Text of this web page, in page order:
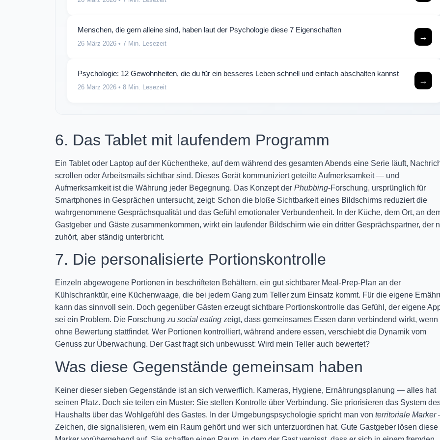
Menschen, die gern alleine sind, haben laut der Psychologie diese 7 Eigenschaften
26 März 2026 • 7 Min. Lesezeit
→
Psychologie: 12 Gewohnheiten, die du für ein besseres Leben schnell und einfach abschalten kannst
26 März 2026 • 8 Min. Lesezeit
→
6. Das Tablet mit laufendem Programm
Ein Tablet oder Laptop auf der Küchentheke, auf dem während des gesamten Abends eine Serie läuft,
scrollen oder Arbeitsmails sichtbar sind. Dieses Gerät kommuniziert geteilte Aufmerksamkeit — und
Aufmerksamkeit ist die Währung jeder Begegnung. Das Konzept der Phubbing-Forschung, ursprünglich für
Smartphones in Gesprächen untersucht, zeigt: Schon die bloße Sichtbarkeit eines Bildschirms reduziert die
wahrgenommene Gesprächsqualität und das Gefühl emotionaler Verbundenheit. In der Küche, dem Ort, an
Gastgeber und Gäste zusammenkommen, wirkt ein laufender Bildschirm wie ein dritter Gesprächspartner, der
zuhört, aber ständig unterbricht.
7. Die personalisierte Portionskontrolle
Einzeln abgewogene Portionen in beschrifteten Behältern, ein gut sichtbarer Meal-Prep-Plan an der
Kühlschranktür, eine Küchenwaage, die bei jedem Gang zum Teller zum Einsatz kommt. Für die eigene
kann das sinnvoll sein. Doch gegenüber Gästen erzeugt sichtbare Portionskontrolle das Gefühl, der eigene
sei ein Problem. Die Forschung zu social eating zeigt, dass gemeinsames Essen dann verbindend wirkt, wenn
ohne Bewertung stattfindet. Wer Portionen kontrolliert, während andere essen, verschiebt die Dynamik vom
Genuss zur Überwachung. Der Gast fragt sich unbewusst: Wird mein Teller auch bewertet?
Was diese Gegenstände gemeinsam haben
Keiner dieser sieben Gegenstände ist an sich verwerflich. Kameras, Hygiene, Ernährungsplanung — alles hat
seinen Platz. Doch sie teilen ein Muster: Sie stellen Kontrolle über Verbindung. Sie priorisieren das System
Haushalts über das Wohlgefühl des Gastes. In der Umgebungspsychologie spricht man von territoriale Marker
Zeichen, die signalisieren, wem ein Raum gehört und wer sich unterzuordnen hat. Gute Gastgeber lösen diese